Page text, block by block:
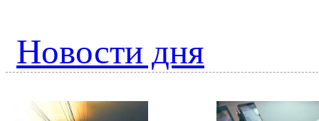
Новости дня